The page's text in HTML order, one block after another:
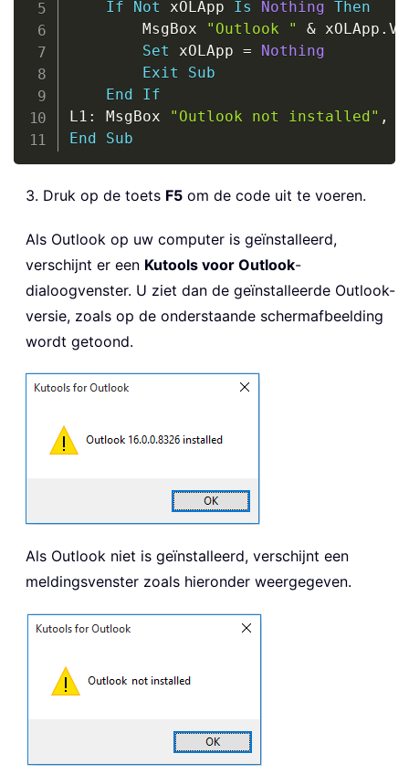
If
Not xOLApp Is Nothing Then
        MsgBox
"Outlook " & xOLApp .
Set xOLApp =
Nothing
Exit
Sub
End
If
L1 : MsgBox "Outlook not installed" ,
End
Sub
3. Druk op de toets F5 om de code uit te voeren.
Als Outlook op uw computer is geïnstalleerd,
verschijnt er een Kutools voor Outlook-
dialoogvenster. U ziet dan de geïnstalleerde Outlook-
versie, zoals op de onderstaande schermafbeelding
wordt getoond.
Als Outlook niet is geïnstalleerd, verschijnt een
meldingsvenster zoals hieronder weergegeven.